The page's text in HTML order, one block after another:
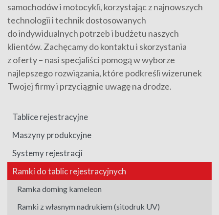
samochodów i motocykli, korzystając z najnowszych
technologii i technik dostosowanych
do indywidualnych potrzeb i budżetu naszych
klientów. Zachęcamy do kontaktu i skorzystania
z oferty – nasi specjaliści pomogą w wyborze
najlepszego rozwiązania, które podkreśli wizerunek
Twojej firmy i przyciągnie uwagę na drodze.
Tablice rejestracyjne
Maszyny produkcyjne
Systemy rejestracji
Ramki do tablic rejestracyjnych
Ramka doming kameleon
Ramki z własnym nadrukiem (sitodruk UV)